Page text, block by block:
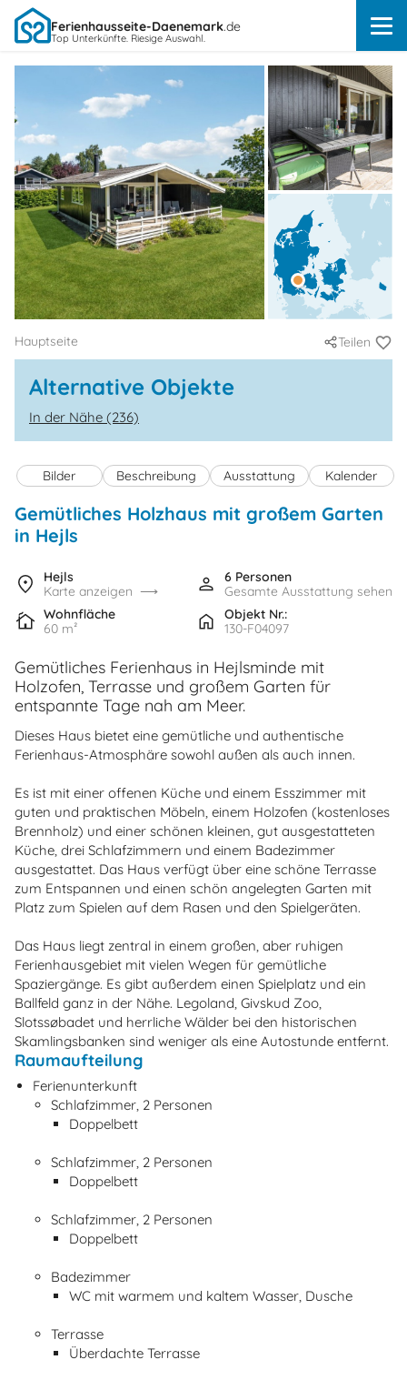
Ferienhausseite-Daenemark.de
Top Unterkünfte. Riesige Auswahl.
Hauptseite Teilen
Alternative Objekte
In der Nähe (236)
Bilder Beschreibung Ausstattung Kalender
Gemütliches Holzhaus mit großem Garten
in Hejls
Hejls
Karte anzeigen
6 Personen
Gesamte Ausstattung sehen
Wohnfläche
60 m²
Objekt Nr.:
130-F04097
Gemütliches Ferienhaus in Hejlsminde mit
Holzofen, Terrasse und großem Garten für
entspannte Tage nah am Meer.
Dieses Haus bietet eine gemütliche und authentische
Ferienhaus-Atmosphäre sowohl außen als auch innen.
Es ist mit einer offenen Küche und einem Esszimmer mit
guten und praktischen Möbeln, einem Holzofen (kostenloses
Brennholz) und einer schönen kleinen, gut ausgestatteten
Küche, drei Schlafzimmern und einem Badezimmer
ausgestattet. Das Haus verfügt über eine schöne Terrasse
zum Entspannen und einen schön angelegten Garten mit
Platz zum Spielen auf dem Rasen und den Spielgeräten.
Das Haus liegt zentral in einem großen, aber ruhigen
Ferienhausgebiet mit vielen Wegen für gemütliche
Spaziergänge. Es gibt außerdem einen Spielplatz und ein
Ballfeld ganz in der Nähe. Legoland, Givskud Zoo,
Slotssøbadet und herrliche Wälder bei den historischen
Skamlingsbanken sind weniger als eine Autostunde entfernt.
Raumaufteilung
Ferienunterkunft
Schlafzimmer, 2 Personen
Doppelbett
Schlafzimmer, 2 Personen
Doppelbett
Schlafzimmer, 2 Personen
Doppelbett
Badezimmer
WC mit warmem und kaltem Wasser, Dusche
Terrasse
Überdachte Terrasse